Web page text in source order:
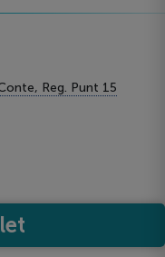
Reg. Punt 15